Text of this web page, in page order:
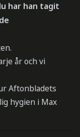
har han tagit
år och vi
Aftonbladets
hygien i Max